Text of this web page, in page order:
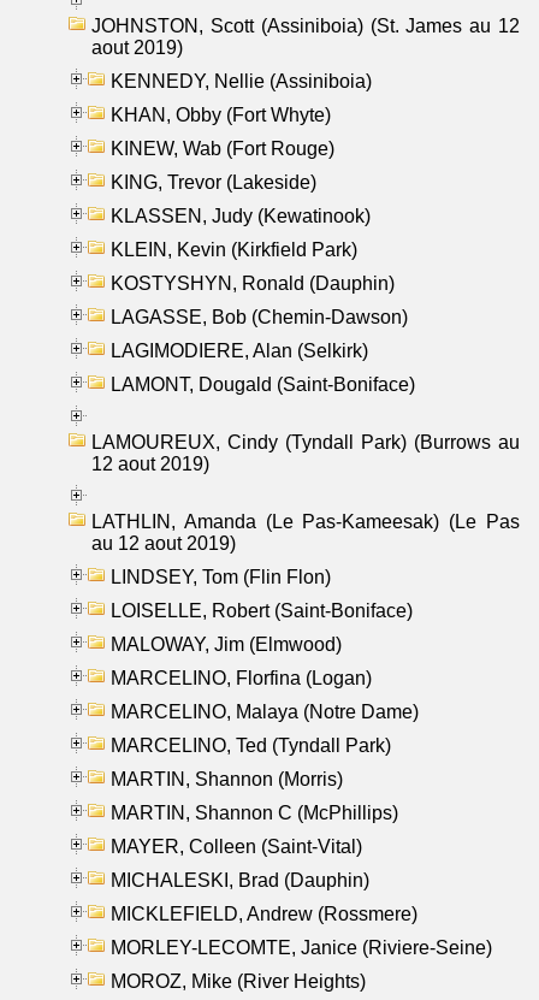
JOHNSTON, Scott (Assiniboia) (St. James au 12
aout 2019)
KENNEDY, Nellie (Assiniboia)
KHAN, Obby (Fort Whyte)
KINEW, Wab (Fort Rouge)
KING, Trevor (Lakeside)
KLASSEN, Judy (Kewatinook)
KLEIN, Kevin (Kirkfield Park)
KOSTYSHYN, Ronald (Dauphin)
LAGASSE, Bob (Chemin-Dawson)
LAGIMODIERE, Alan (Selkirk)
LAMONT, Dougald (Saint-Boniface)
LAMOUREUX, Cindy (Tyndall Park) (Burrows au
12 aout 2019)
LATHLIN, Amanda (Le Pas-Kameesak) (Le Pas
au 12 aout 2019)
LINDSEY, Tom (Flin Flon)
LOISELLE, Robert (Saint-Boniface)
MALOWAY, Jim (Elmwood)
MARCELINO, Florfina (Logan)
MARCELINO, Malaya (Notre Dame)
MARCELINO, Ted (Tyndall Park)
MARTIN, Shannon (Morris)
MARTIN, Shannon C (McPhillips)
MAYER, Colleen (Saint-Vital)
MICHALESKI, Brad (Dauphin)
MICKLEFIELD, Andrew (Rossmere)
MORLEY-LECOMTE, Janice (Riviere-Seine)
MOROZ, Mike (River Heights)